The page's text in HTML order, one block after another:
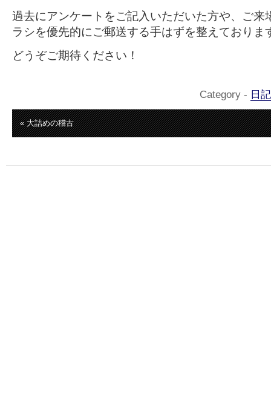
過去にアンケートをご記入いただいた方や、ご来
ラシを優先的にご郵送する手はずを整えておりま
どうぞご期待ください！
Category - 日記
« 大詰めの稽古